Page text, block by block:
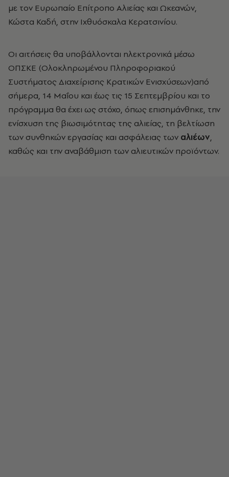
με τον Ευρωπαίο Επίτροπο Αλιείας και Ωκεανών,
Κώστα Καδή, στην Ιχθυόσκαλα Κερατσινίου.
Οι αιτήσεις θα υποβάλλονται ηλεκτρονικά μέσω
ΟΠΣΚΕ (Ολοκληρωμένου Πληροφοριακού
Συστήματος Διαχείρισης Κρατικών Ενισχύσεων)από
σήμερα, 14 Μαΐου και έως τις 15 Σεπτεμβρίου και το
πρόγραμμα θα έχει ως στόχο, όπως επισημάνθηκε, την
ενίσχυση της βιωσιμότητας της αλιείας, τη βελτίωση
των συνθηκών εργασίας και ασφάλειας των αλιέων,
καθώς και την αναβάθμιση των αλιευτικών προϊόντων.